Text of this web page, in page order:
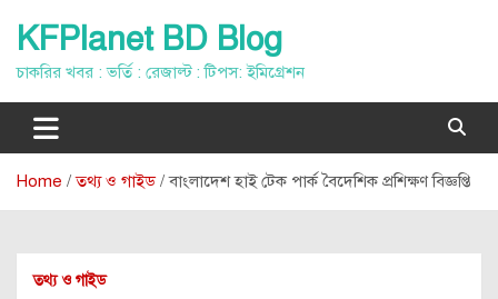
content
KFPlanet BD Blog
চাকরির খবর : ভর্তি : রেজাল্ট : টিপস: ইমিগ্রেশন
Home তথ্য ও গাইড বাংলাদেশ হাই টেক পার্ক বৈদেশিক প্রশিক্ষণ বিজ্ঞপ্তি
তথ্য ও গাইড